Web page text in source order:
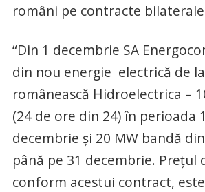
români pe contracte
“Din 1 decembrie SA
din nou energie electrică de
românească Hidroelectrica –
(24 de ore din 24) în perioada
decembrie și 20 MW bandă
până pe 31 decembrie. Prețul
conform acestui contract,